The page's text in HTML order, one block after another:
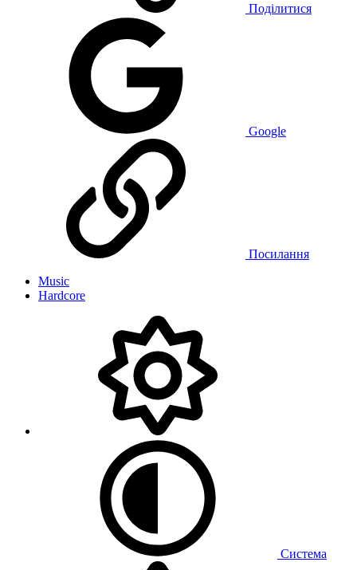
Поділитися
Google
Посилання
Music
Hardcore
Система